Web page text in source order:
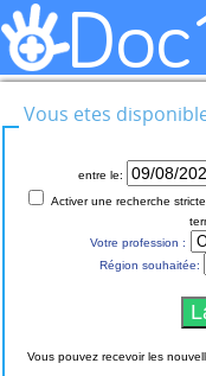
Vous etes
entre le:
Votre profession :
Région souhaitée:
Vous pouvez recevoir les